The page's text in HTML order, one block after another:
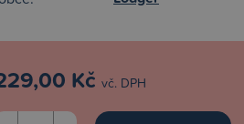
Kč vč. DPH